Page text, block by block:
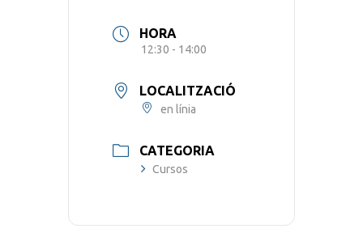
HORA
12:30 - 14:00
LOCALITZACIÓ
en línia
CATEGORIA
Cursos